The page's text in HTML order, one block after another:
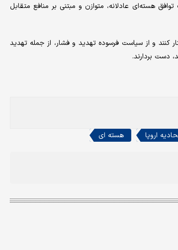
هسته‌ای عادلانه، متوازن و مبتنی بر منافع متقابل
کنند و از سیاست‌ فرسوده تهدید و فشار، از جمله تهدید
دست بردارند.
اروپا هسته ای